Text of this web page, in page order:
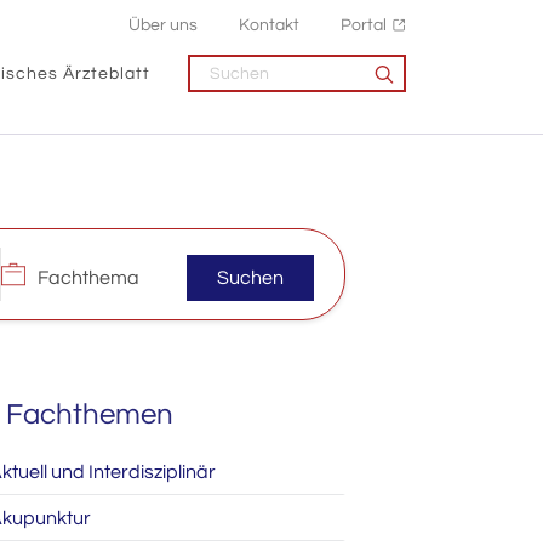
Über uns Kontakt Portal
Ärzteblatt
Suchen
Fachthemen
und Interdisziplinär